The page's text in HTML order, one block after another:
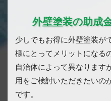
外壁塗装の助成
少しでもお得に外壁塗装が
様にとってメリットになる
自治体によって異なります
用をご検討いただきたいの
です。